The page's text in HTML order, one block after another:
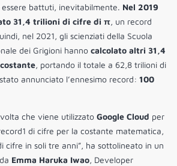
battuti, inevitabilmente. Nel 2019
31,4 trilioni di cifre di π, un record
nel 2021, gli scienziati della Scuola
dei Grigioni hanno calcolato altri 31,4
, portando il totale a 62,8 trilioni di
annunciato l’ennesimo record: 100
che viene utilizzato Google Cloud per
di cifre per la costante matematica,
cifre in soli tre anni”, ha sottolineato in un
Emma Haruka Iwao, Developer